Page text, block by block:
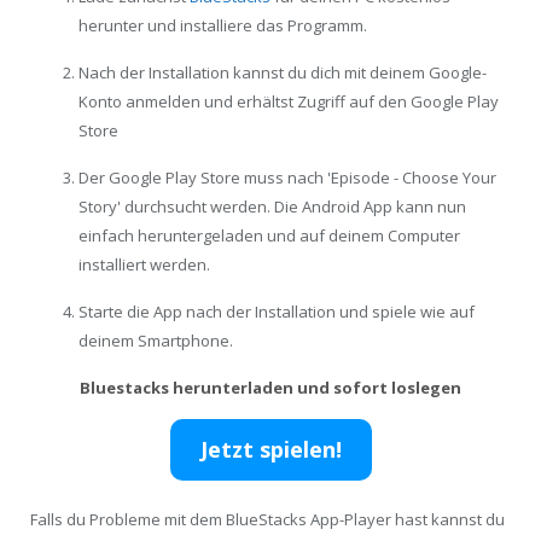
herunter und installiere das Programm.
Nach der Installation kannst du dich mit deinem Google-
Konto anmelden und erhältst Zugriff auf den Google Play
Store
Der Google Play Store muss nach 'Episode - Choose Your
Story' durchsucht werden. Die Android App kann nun
einfach heruntergeladen und auf deinem Computer
installiert werden.
Starte die App nach der Installation und spiele wie auf
deinem Smartphone.
Bluestacks herunterladen und sofort loslegen
Jetzt spielen!
Falls du Probleme mit dem BlueStacks App-Player hast kannst du